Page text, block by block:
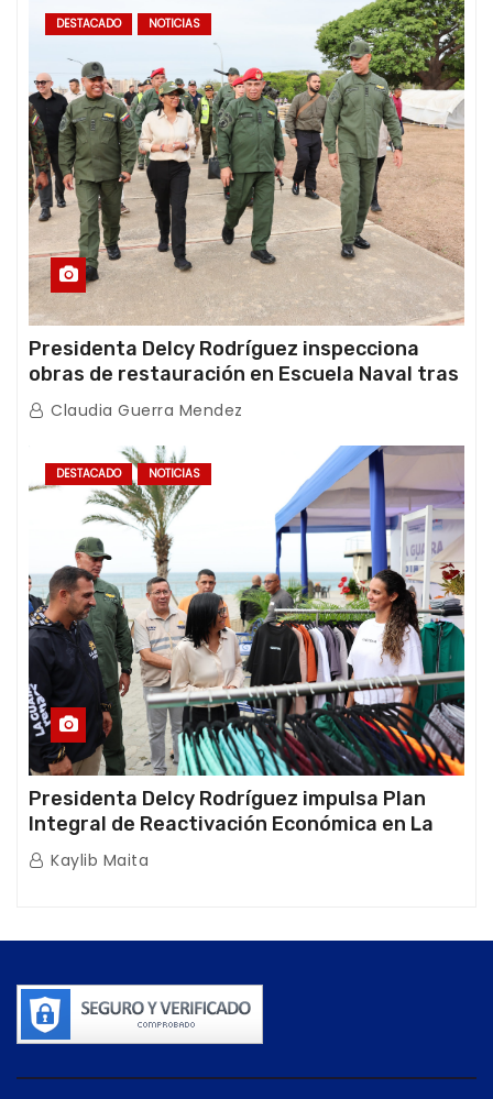
DESTACADO NOTICIAS
Presidenta Delcy Rodríguez inspecciona
obras de restauración en Escuela Naval tras
afectaciones sísmicas en La Guaira
Claudia Guerra Mendez
DESTACADO NOTICIAS
Presidenta Delcy Rodríguez impulsa Plan
Integral de Reactivación Económica en La
Guaira
Kaylib Maita